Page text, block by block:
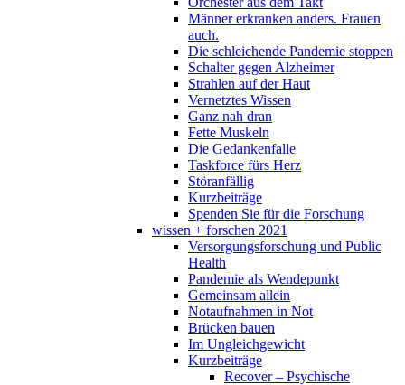
Männer erkranken anders. Frauen
auch.
Die schleichende Pandemie stoppen
Schalter gegen Alzheimer
Strahlen auf der Haut
Vernetztes Wissen
Ganz nah dran
Fette Muskeln
Die Gedankenfalle
Taskforce fürs Herz
Störanfällig
Kurzbeiträge
Spenden Sie für die Forschung
wissen + forschen 2021
Versorgungsforschung und Public
Health
Pandemie als Wendepunkt
Gemeinsam allein
Notaufnahmen in Not
Brücken bauen
Im Ungleichgewicht
Kurzbeiträge
Recover – Psychische